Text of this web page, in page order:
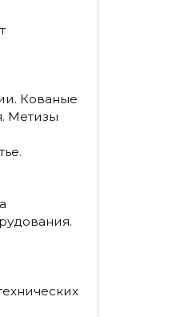
Кованые
Метизы